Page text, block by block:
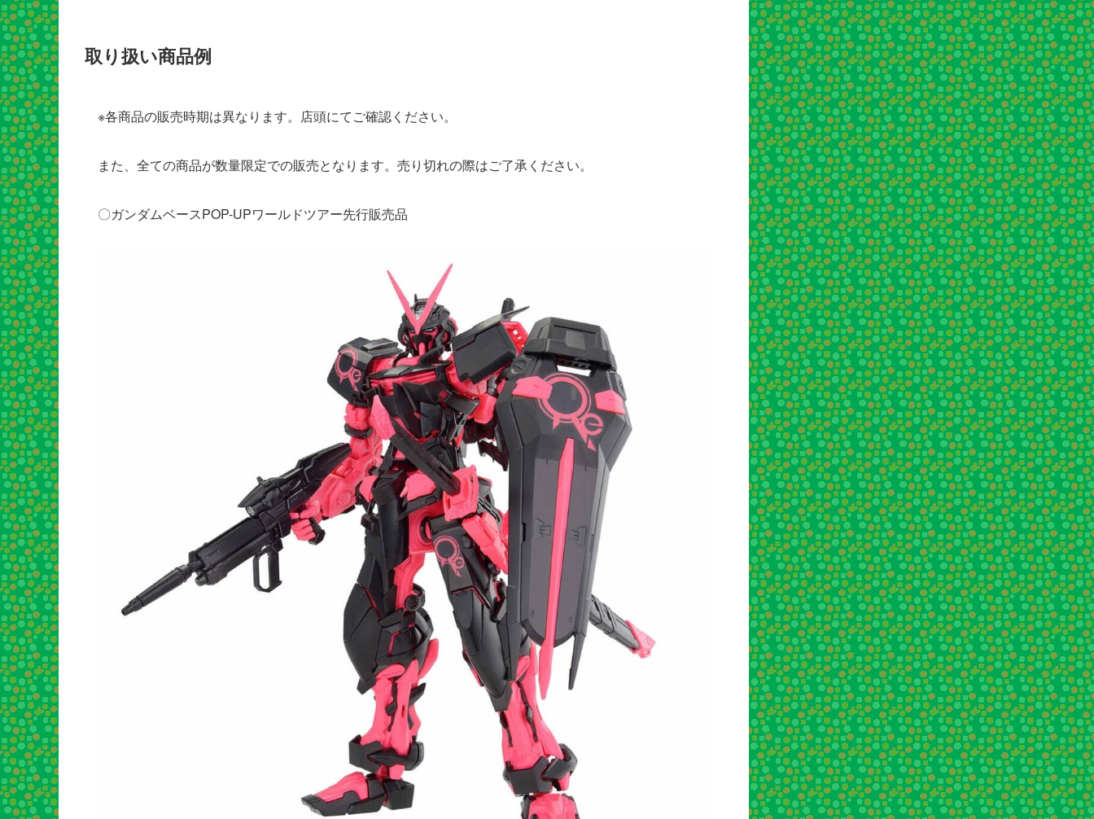
取り扱い商品例
※各商品の販売時期は異なります。店頭にてご確認ください。
また、全ての商品が数量限定での販売となります。売り切れの際はご了承ください。
〇ガンダムベースPOP-UPワールドツアー先行販売品